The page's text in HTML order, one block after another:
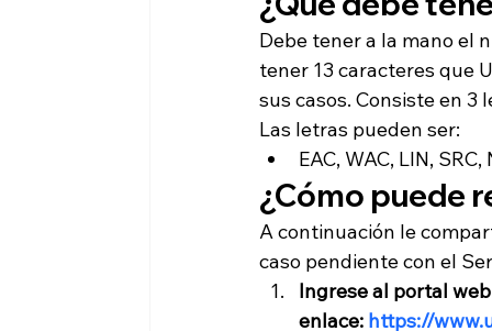
Debe tener a la mano el
tener 13 caracteres que
sus casos. Consiste en
Las letras pueden ser:
EAC, WAC, LIN,
¿Cómo puede
A continuación le
caso pendiente con el
Ingrese al portal
enlace: https://